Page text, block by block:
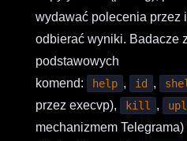
wydawać polecenia przez
odbierać wyniki. Badacze
podstawowych
komend:
help , id ,
przez execvp),
kill ,
mechanizmem Telegrama)